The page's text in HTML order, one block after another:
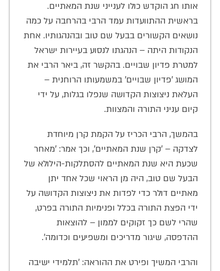
אותו חג הוקדש כולו לענייני שנת המאתיים.
בראשית ההתוועדות עמד הרבי בהרחבה על כמה
נושאים הקשורים בבעל שם טוב ובהנהגותיו. אחת
הנקודות היתה – הנהגתו לנסוע בעיירות ישראל
למטרת פדיון שבויים. בהקשר זה, ביאר הרבי את
המושג 'פדיון שבויים' במשמעותו הרוחנית –
העלאת ניצוצות הקדושה שנפלו בגלות, על ידי
קיום עניני התורה והמצוות.
בהמשך, הרבי הכריז על הקמת קרן מיוחדת
לצדקה – 'קרן שנת המאתיים', וכך אמר: 'מאחר
שכעת היא שנת המאתיים להסתלקות-הילולא של
הבעל שם טוב, היה מן הראוי שכל אחד יתן
מאתיים דולר כדי לפדות את ניצוצות הקדושה על
ידי הפצת התורה בכלל ופנימיות התורה בפרט,
שהרי לשם כך זקוקים לממון – להוצאות
ההדפסה, שיגור מדריכים ומשפיעים וכדומה'.
והרבי המשיך ופירט את ההוראה: 'תלמידי ישיבה